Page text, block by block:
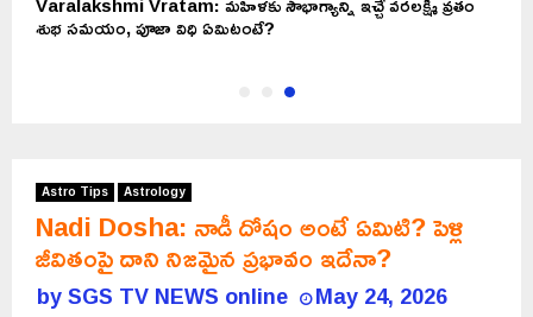
శుభ సమయం, పూజా విధి ఏమిటంటే?
Astro Tips Astrology
Nadi Dosha: నాడీ దోషం అంటే ఏమిటి? పెళ్లి
జీవితంపై దాని నిజమైన ప్రభావం ఇదేనా?
bySGS TV NEWS online May 24, 2026